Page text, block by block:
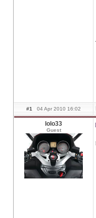
#1 04 Apr 2010 16:02
lolo33
Guest